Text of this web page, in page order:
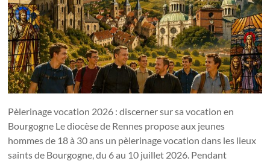
Pèlerinage vocation 2026 : discerner sur sa vocation en
Bourgogne Le diocèse de Rennes propose aux jeunes
hommes de 18 à 30 ans un pèlerinage vocation dans les lieux
saints de Bourgogne, du 6 au 10 juillet 2026. Pendant